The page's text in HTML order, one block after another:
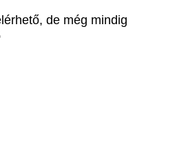
de még mindig